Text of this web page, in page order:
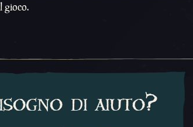
gioco.
di aiuto?